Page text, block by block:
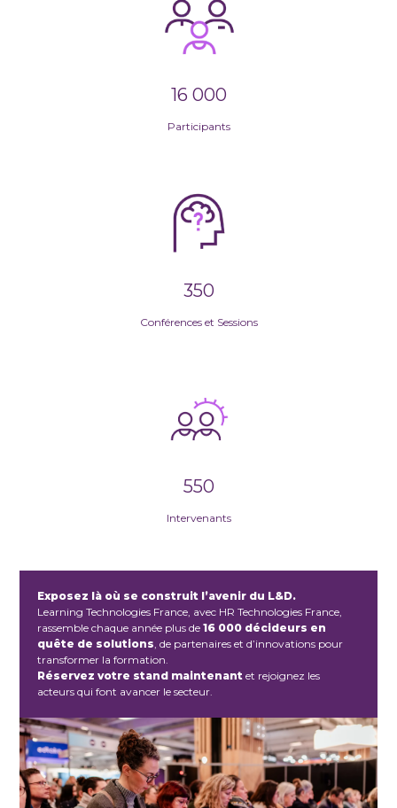
16 000
Participants
350
Conférences et Sessions
550
Intervenants
Exposez là où se construit l’avenir du L&D.
Learning Technologies France, avec HR Technologies France,
rassemble chaque année plus de16 000 décideurs en
quête de solutions, de partenaires et d’innovations pour
transformer la formation.
Réservez votre stand maintenantet rejoignez les
acteurs qui font avancer le secteur.